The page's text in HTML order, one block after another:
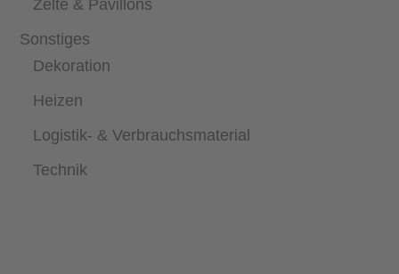
Zelte & Pavillons
Sonstiges
Dekoration
Heizen
Logistik- & Verbrauchsmaterial
Technik